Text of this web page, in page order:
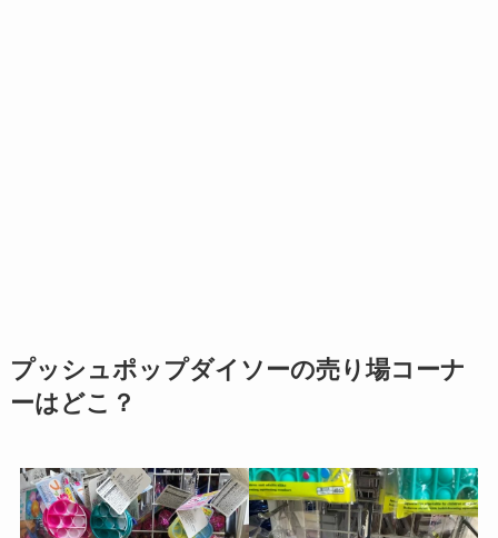
プッシュポップダイソーの売り場コーナ
ーはどこ？